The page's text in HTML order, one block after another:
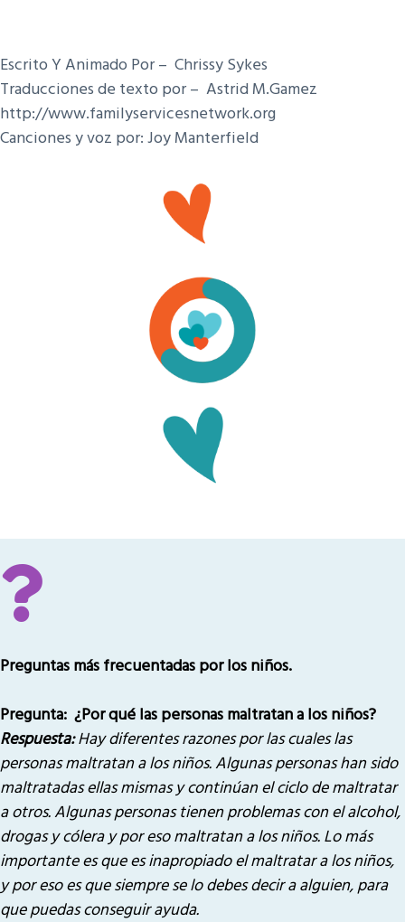
Escrito Y Animado Por – Chrissy Sykes
Traducciones de texto por – Astrid M.Gamez
http://www.familyservicesnetwork.org
Canciones y voz por: Joy Manterfield
Preguntas más frecuentadas por los niños.
Pregunta: ¿Por qué las personas maltratan a los niños?
Respuesta: Hay diferentes razones por las cuales las
personas maltratan a los niños. Algunas personas han sido
maltratadas ellas mismas y continúan el ciclo de maltratar
a otros. Algunas personas tienen problemas con el alcohol,
drogas y cólera y por eso maltratan a los niños. Lo más
importante es que es inapropiado el maltratar a los niños,
y por eso es que siempre se lo debes decir a alguien, para
que puedas conseguir ayuda.